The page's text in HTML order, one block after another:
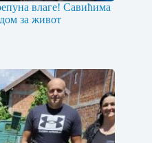
влаге! Савићима
за живот